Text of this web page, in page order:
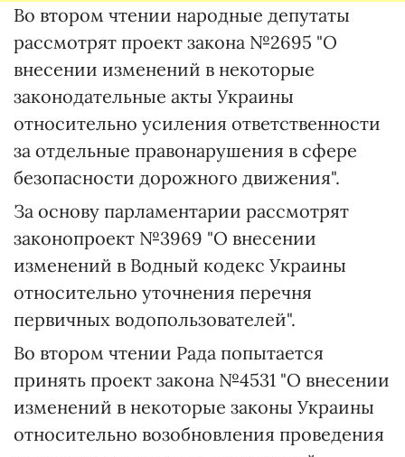
Во втором чтении народные депутаты
рассмотрят проект закона №2695 "О
внесении изменений в некоторые
законодательные акты Украины
относительно усиления ответственности
за отдельные правонарушения в сфере
безопасности дорожного движения".
За основу парламентарии рассмотрят
законопроект №3969 "О внесении
изменений в Водный кодекс Украины
относительно уточнения перечня
первичных водопользователей".
Во втором чтении Рада попытается
принять проект закона №4531 "О внесении
изменений в некоторые законы Украины
относительно возобновления проведения